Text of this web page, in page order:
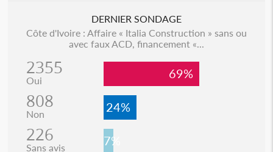
DERNIER SONDAGE
Côte d'Ivoire : Affaire « Italia Construction » sans ou
avec faux ACD, financement «...
2355
Oui 69%
808
Non 24%
226
Sans avis 7%